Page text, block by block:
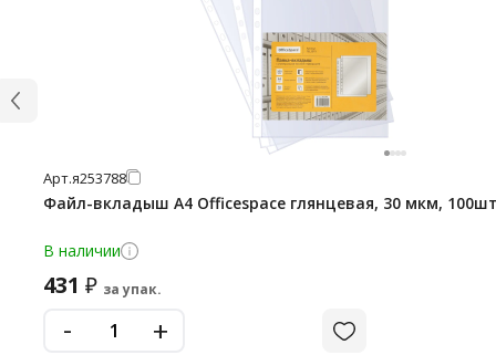
Арт.я253788
Файл-вкладыш А4 Officespace глянцевая, 30 мкм,
В наличии
431 ₽ за упак.
- +